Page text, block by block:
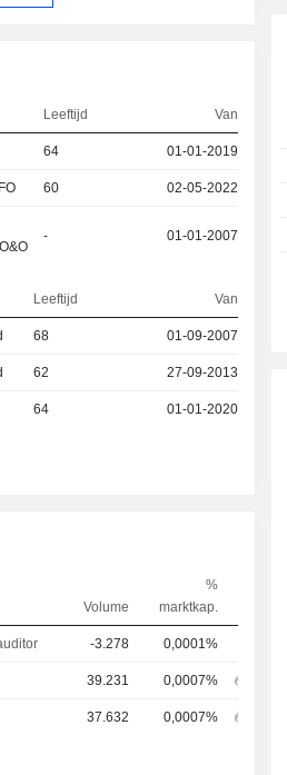
Leeftijd Van
64 01-01-2019
60 02-05-2022
- 01-01-2007
Leeftijd Van
68 01-09-2007
62 27-09-2013
64 01-01-2020
Volume
%
marktkap.
-3.278 0,0001%
39.231 0,0007%
37.632 0,0007%